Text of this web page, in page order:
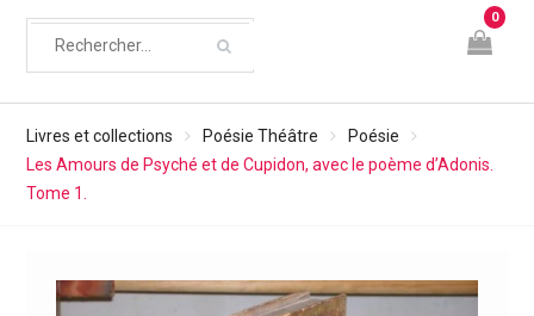
0
Livres et collections Poésie Théâtre
Poésie
Les Amours de Psyché et de Cupidon, avec le poème d’Adonis.
Tome 1.